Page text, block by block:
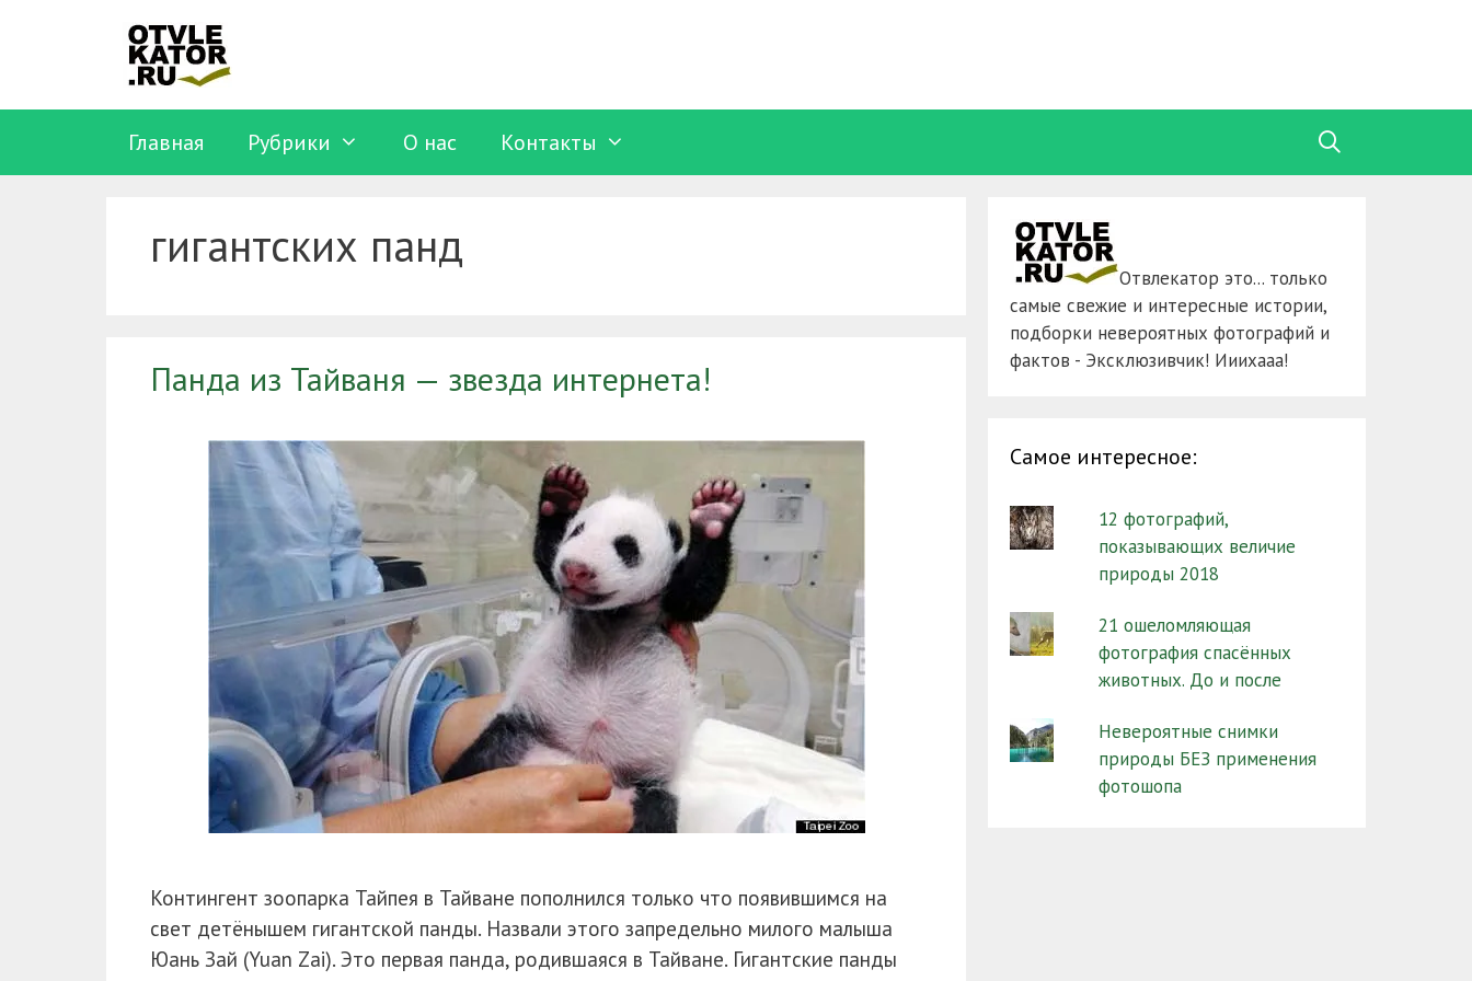
Главная Рубрики O нас Контакты
гигантских панд
Панда из Тайваня — звезда интернета!
Контингент зоопарка Тайпея в Тайване пополнился только что появившимся на
свет детёнышем гигантской панды. Назвали этого запредельно милого малыша
Юань Зай (Yuan Zai). Это первая панда, родившаяся в Тайване. Гигантские панды
Отвлекатор это... только
самые свежие и интересные истории,
подборки невероятных фотографий и
фактов - Эксклюзивчик! Ииихааа!
Самое интересное:
12 фотографий,
показывающих величие
природы 2018
21 ошеломляющая
фотография спасённых
животных. До и после
Невероятные снимки
природы БЕЗ применения
фотошопа